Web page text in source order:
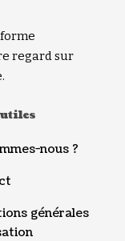
regard sur
nous ?
générales